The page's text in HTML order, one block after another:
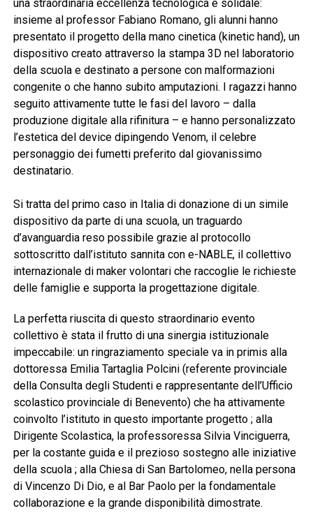
una straordinaria eccellenza tecnologica e solidale:
insieme al professor Fabiano Romano, gli alunni hanno
presentato il progetto della mano cinetica (kinetic hand), un
dispositivo creato attraverso la stampa 3D nel laboratorio
della scuola e destinato a persone con malformazioni
congenite o che hanno subito amputazioni. I ragazzi hanno
seguito attivamente tutte le fasi del lavoro – dalla
produzione digitale alla rifinitura – e hanno personalizzato
l’estetica del device dipingendo Venom, il celebre
personaggio dei fumetti preferito dal giovanissimo
destinatario.
Si tratta del primo caso in Italia di donazione di un simile
dispositivo da parte di una scuola, un traguardo
d’avanguardia reso possibile grazie al protocollo
sottoscritto dall’istituto sannita con e-NABLE, il collettivo
internazionale di maker volontari che raccoglie le richieste
delle famiglie e supporta la progettazione digitale.
La perfetta riuscita di questo straordinario evento
collettivo è stata il frutto di una sinergia istituzionale
impeccabile: un ringraziamento speciale va in primis alla
dottoressa Emilia Tartaglia Polcini (referente provinciale
della Consulta degli Studenti e rappresentante dell’Ufficio
scolastico provinciale di Benevento) che ha attivamente
coinvolto l’istituto in questo importante progetto ; alla
Dirigente Scolastica, la professoressa Silvia Vinciguerra,
per la costante guida e il prezioso sostegno alle iniziative
della scuola ; alla Chiesa di San Bartolomeo, nella persona
di Vincenzo Di Dio, e al Bar Paolo per la fondamentale
collaborazione e la grande disponibilità dimostrate.